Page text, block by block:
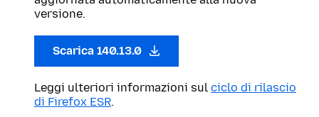
versione.
Scarica 140.13.0
Leggi ulteriori informazioni sul ciclo di rilascio
di Firefox ESR.